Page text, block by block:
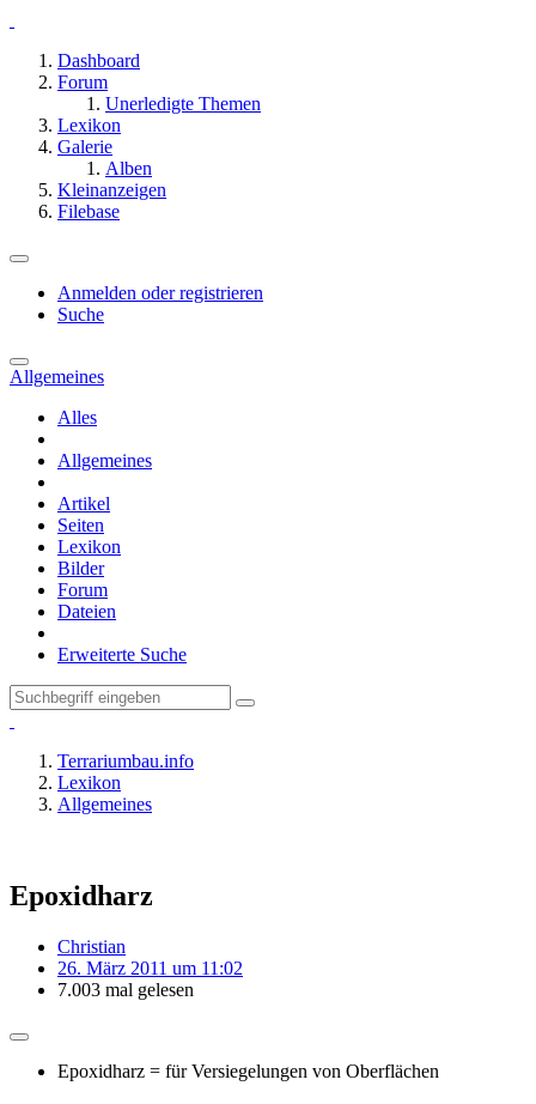
Dashboard
Forum
Unerledigte Themen
Lexikon
Galerie
Alben
Kleinanzeigen
Filebase
Anmelden oder registrieren
Suche
Allgemeines
Alles
Allgemeines
Artikel
Seiten
Lexikon
Bilder
Forum
Dateien
Erweiterte Suche
Terrariumbau.info
Lexikon
Allgemeines
Epoxidharz
Christian
26. März 2011 um 11:02
7.003 mal gelesen
Epoxidharz = für Versiegelungen von Oberflächen